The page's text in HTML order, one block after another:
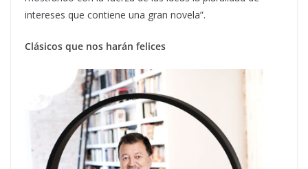
intereses que contiene una gran novela”.
Clásicos que nos harán felices